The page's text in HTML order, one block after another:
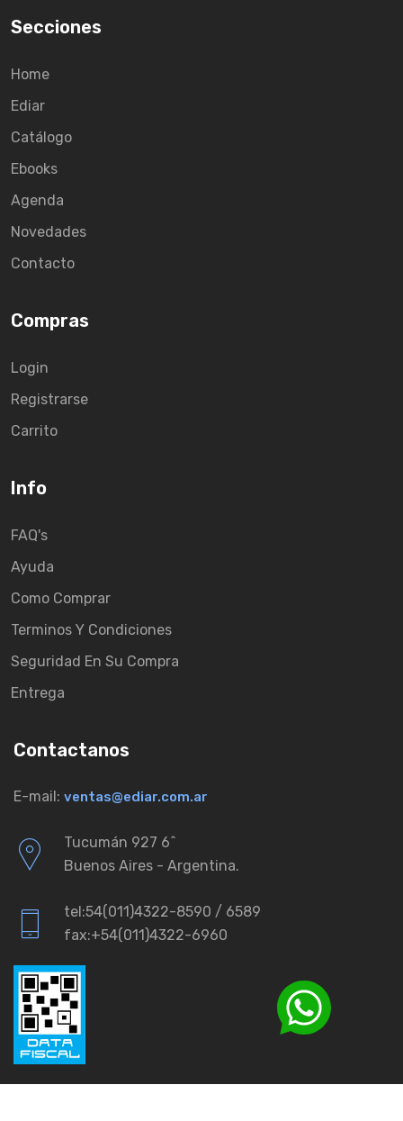
Secciones
Home
Ediar
Catálogo
Ebooks
Agenda
Novedades
Contacto
Compras
Login
Registrarse
Carrito
Info
FAQ's
Ayuda
Como Comprar
Terminos Y Condiciones
Seguridad En Su Compra
Entrega
Contactanos
E-mail: ventas@ediar.com.ar
Tucumán 927 6ˆ
Buenos Aires - Argentina.
tel:54(011)4322-8590 / 6589
fax:+54(011)4322-6960